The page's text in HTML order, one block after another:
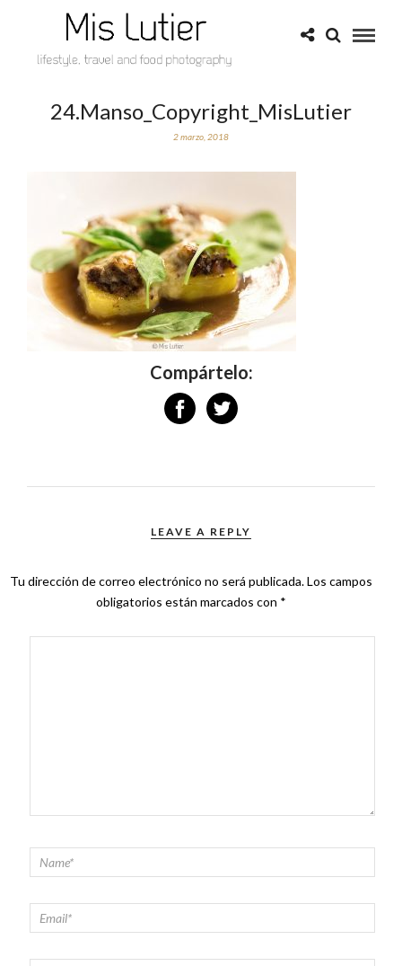
24.Manso_Copyright_MisLutier
2 marzo, 2018
Compártelo:
LEAVE A REPLY
Tu dirección de correo electrónico no será publicada.Los campos
obligatorios están marcados con *